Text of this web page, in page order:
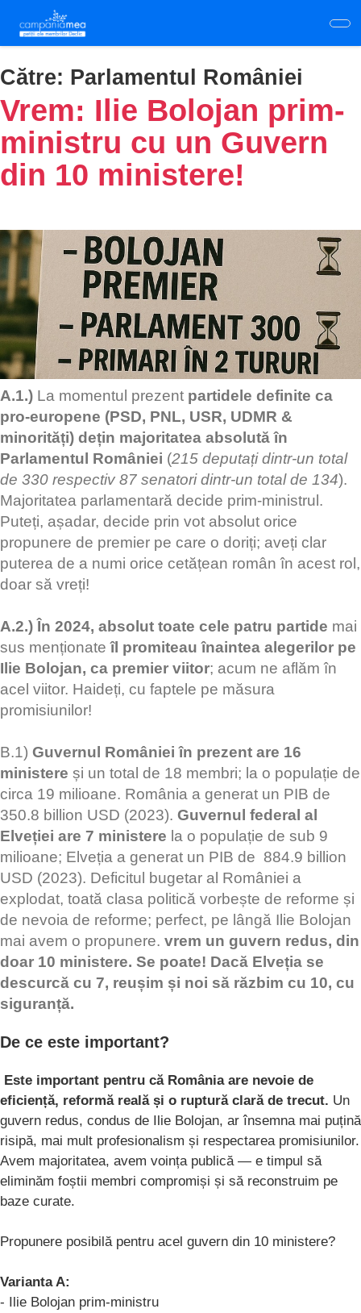
main
content
Către: Parlamentul României
Vrem: Ilie Bolojan prim-
ministru cu un Guvern
din 10 ministere!
A.1.) La momentul prezent partidele definite ca
pro-europene (PSD, PNL, USR, UDMR &
minorități) dețin majoritatea absolută în
Parlamentul României (215 deputați dintr-un total
de 330 respectiv 87 senatori dintr-un total de 134).
Majoritatea parlamentară decide prim-ministrul.
Puteți, așadar, decide prin vot absolut orice
propunere de premier pe care o doriți; aveți clar
puterea de a numi orice cetățean român în acest rol,
doar să vreți!
A.2.) În 2024, absolut toate cele patru partide mai
sus menționateîl promiteau înaintea alegerilor pe
Ilie Bolojan, ca premier viitor; acum ne aflăm în
acel viitor. Haideți, cu faptele pe măsura
promisiunilor!
B.1) Guvernul României în prezent are 16
ministere și un total de 18 membri; la o populație de
circa 19 milioane. România a generat un PIB de
350.8 billion USD (2023). Guvernul federal al
Elveției are 7 ministere la o populație de sub 9
milioane; Elveția a generat un PIB de 884.9 billion
USD (2023). Deficitul bugetar al României a
explodat, toată clasa politică vorbește de reforme și
de nevoia de reforme; perfect, pe lângă Ilie Bolojan
mai avem o propunere. vrem un guvern redus, din
doar 10 ministere. Se poate! Dacă Elveția se
descurcă cu 7, reușim și noi să răzbim cu 10, cu
siguranță.
De ce este important?
Este important pentru că România are nevoie de
eficiență, reformă reală și o ruptură clară de trecut. Un
guvern redus, condus de Ilie Bolojan, ar însemna mai puțină
risipă, mai mult profesionalism și respectarea promisiunilor.
Avem majoritatea, avem voința publică — e timpul să
eliminăm foștii membri compromiși și să reconstruim pe
baze curate.
Propunere posibilă pentru acel guvern din 10 ministere?
Varianta A:
- Ilie Bolojan prim-ministru